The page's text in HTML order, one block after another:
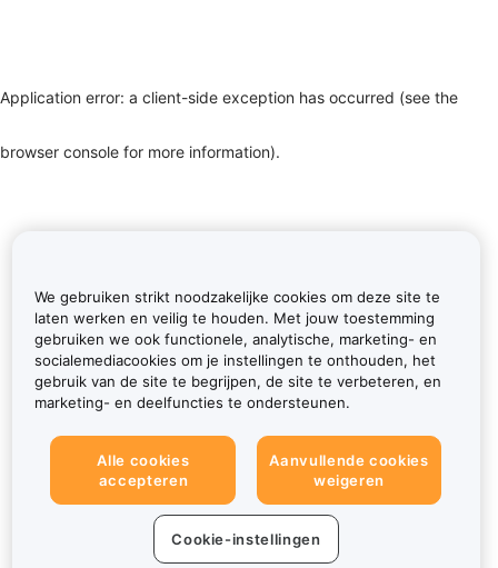
Application error: a client-side exception has occurred (see the
browser console for more information).
We gebruiken strikt noodzakelijke cookies om deze site te
laten werken en veilig te houden. Met jouw toestemming
gebruiken we ook functionele, analytische, marketing- en
socialemediacookies om je instellingen te onthouden, het
gebruik van de site te begrijpen, de site te verbeteren, en
marketing- en deelfuncties te ondersteunen.
Alle cookies
accepteren
Aanvullende cookies
weigeren
Cookie-instellingen